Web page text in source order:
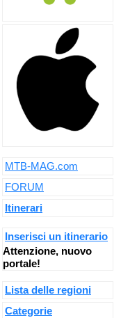
MTB-MAG.com
FORUM
Itinerari
Inserisci un itinerario
Attenzione, nuovo
portale!
Lista delle regioni
Categorie